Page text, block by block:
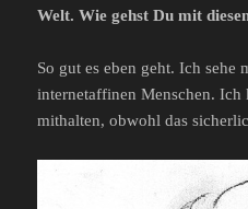
Welt. Wie gehst Du mit
So gut es eben geht. Ich sehe
internetaffinen Menschen. Ich
mithalten, obwohl das